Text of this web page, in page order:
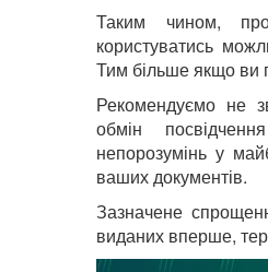
Таким чином,
користуватись
Тим більше якщо ви
Рекомендуємо не
обмін
непорозумінь у
ваших документів.
Зазначене
виданих вперше,